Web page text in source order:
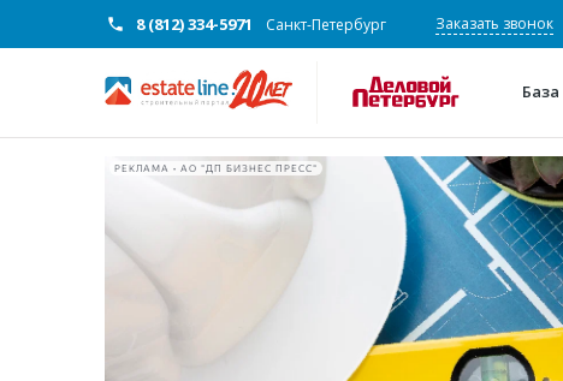
8 (812) 334-5971 Санкт-Петербург Заказать звонок
РЕКЛАМА • АО "ДП БИЗНЕС ПРЕСС"